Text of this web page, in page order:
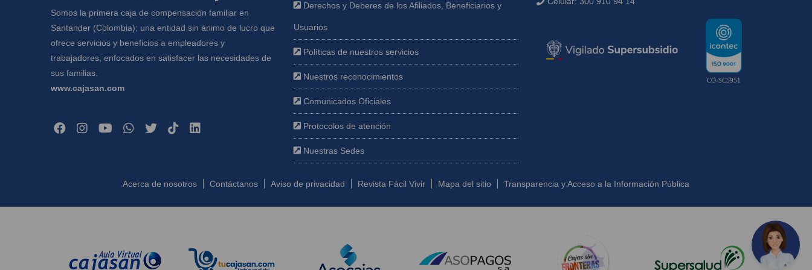
Somos la primera caja de compensación familiar en
Santander (Colombia); una entidad sin ánimo de lucro que
ofrece servicios y beneficios a empleadores y
trabajadores, enfocados en satisfacer las necesidades de
sus familias.
www.cajasan.com
Derechos y Deberes de los Afiliados, Beneficiarios y
Usuarios
Políticas de nuestros servicios
Nuestros reconocimientos
Comunicados Oficiales
Protocolos de atención
Nuestras Sedes
CO-SC5951
Acerca de nosotros Contáctanos Aviso de privacidad Revista Fácil Vivir Mapa del sitio Transparencia y Acceso a la Información Pública